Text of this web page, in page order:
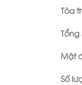
Tòa
Tổng
Mật
Số